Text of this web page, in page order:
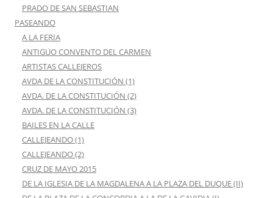
PRADO DE SAN SEBASTIAN
PASEANDO
A LA FERIA
ANTIGUO CONVENTO DEL CARMEN
ARTISTAS CALLEJEROS
AVDA DE LA CONSTITUCIÓN (1)
AVDA. DE LA CONSTITUCIÓN (2)
AVDA. DE LA CONSTITUCIÓN (3)
BAILES EN LA CALLE
CALLEJEANDO (1)
CALLEJEANDO (2)
CRUZ DE MAYO 2015
DE LA IGLESIA DE LA MAGDALENA A LA PLAZA DEL DUQUE (II)